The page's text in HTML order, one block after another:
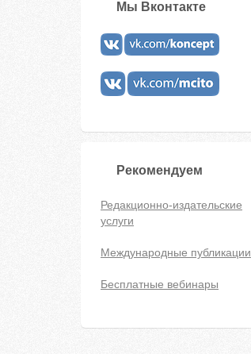
Мы Вконтакте
Рекомендуем
Редакционно-издательские
услуги
Международные публикации
Бесплатные вебинары